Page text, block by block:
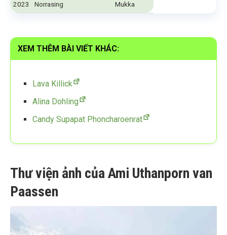
2023 Norrasing Mukka
XEM THÊM BÀI VIẾT KHÁC:
Lava Killick
Alina Dohling
Candy Supapat Phoncharoenrat
Thư viện ảnh của Ami Uthanporn van
Paassen